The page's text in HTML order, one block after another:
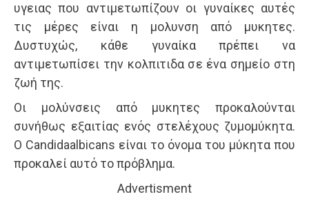
υγειας που αντιμετωπίζουν οι γυναίκες αυτές
τις μέρες είναι η μολυνση από μυκητες.
Δυστυχώς, κάθε γυναίκα πρέπει να
αντιμετωπίσει την κολπιτιδα σε ένα σημείο στη
ζωή της.
Οι μολύνσεις από μυκητες προκαλούνται
συνήθως εξαιτίας ενός στελέχους ζυμομύκητα.
Ο Candidaalbicans είναι το όνομα του μύκητα που
προκαλεί αυτό το πρόβλημα.
Advertisment